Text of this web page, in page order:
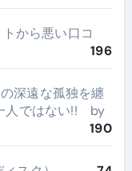
から悪い口コ
196
深遠な孤独を纏
人ではない!! by
190